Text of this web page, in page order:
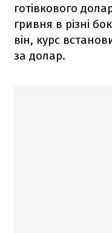
готівкового
гривня в різні
він, курс
за долар.